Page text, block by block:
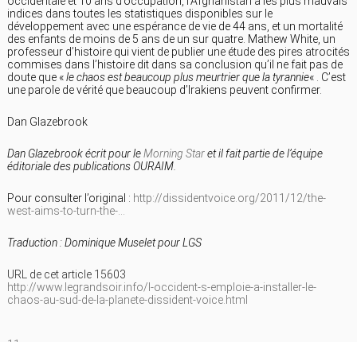
indices dans toutes les statistiques disponibles sur le
développement avec une espérance de vie de 44 ans, et un mortalité
des enfants de moins de 5 ans de un sur quatre. Mathew White, un
professeur d’histoire qui vient de publier une étude des pires atrocités
commises dans l’histoire dit dans sa conclusion qu’il ne fait pas de
doute que «le chaos est beaucoup plus meurtrier que la tyrannie« . C’est
une parole de vérité que beaucoup d’Irakiens peuvent confirmer.
Dan Glazebrook
Dan Glazebrook écrit pour leMorning Staret il fait partie de l’équipe
éditoriale des publications OURAIM.
Pour consulter l’original : http://dissidentvoice.org/2011/12/the-
west-aims-to-turn-the-…
Traduction : Dominique Muselet pour LGS
URL de cet article 15603
http://www.legrandsoir.info/l-occident-s-emploie-a-installer-le-
chaos-au-sud-de-la-planete-dissident-voice.html